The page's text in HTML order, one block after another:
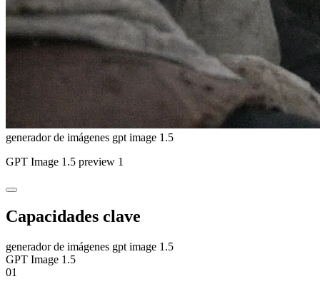
generador de imágenes gpt image 1.5
GPT Image 1.5 preview 1
Capacidades clave
generador de imágenes gpt image 1.5
GPT Image 1.5
01